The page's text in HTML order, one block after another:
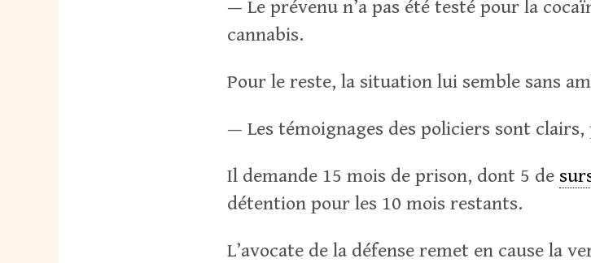
— Le prévenu n’a pas été testé pour la
cannabis.
Pour le reste, la situation lui semble sans
— Les témoignages des policiers sont
Il demande 15 mois de prison, dont 5 de
détention pour les 10 mois restants.
L’avocate de la défense remet en cause la